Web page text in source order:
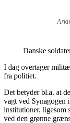
Danske
I dag overtager
fra politiet.
Det betyder bl.a. at
vagt ved Synagogen
institutioner, ligesom
ved den grønne